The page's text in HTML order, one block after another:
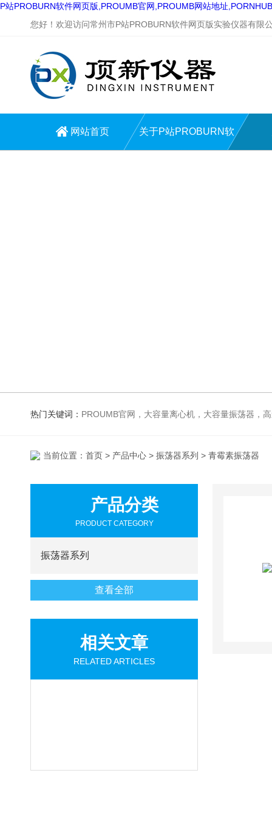
P站PROBURN软件网页版,PROUMB官网,PROUMB网站地址
您好！欢迎访问常州市P站PROBURN软件网页版实验仪器有限公
网站首页 关于P站PROBURN软
热门关键词： PROUMB官网，大容量离心机，大容量振荡器，高速冷冻离心机，生化、光照、振荡培养箱，磁力搅拌器
当前位置： 首页 > 产品中心 > 振荡器系列 > 青霉素振荡器
产品分类
PRODUCT CATEGORY
振荡器系列
查看全部
相关文章
RELATED ARTICLES